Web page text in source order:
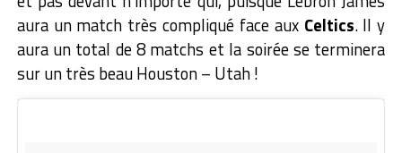
aura un match très compliqué face aux Celtics. Il y
aura un total de 8 matchs et la soirée se terminera
sur un très beau Houston – Utah !